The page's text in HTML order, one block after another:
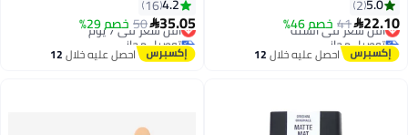
2
22.10
41 خصم 46%
أقل سعر في السنة
توصيل مجاني
أقل سعر في السنة
احصل عليه خلال12
اغسطس
16
35.05
50 خصم 29%أقل سعر في 7 يوم
توصيل مجاني
أقل سعر في 7 يوماحصل عليه خلال12
اغسطس